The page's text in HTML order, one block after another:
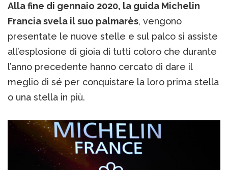
Alla fine di gennaio 2020, la guida Michelin
Francia svela il suo palmarès, vengono
presentate le nuove stelle e sul palco si assiste
all’esplosione di gioia di tutti coloro che durante
l’anno precedente hanno cercato di dare il
meglio di sé per conquistare la loro prima stella
o una stella in più.